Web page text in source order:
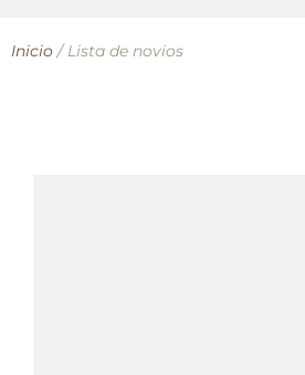
Inicio/ Lista de novios